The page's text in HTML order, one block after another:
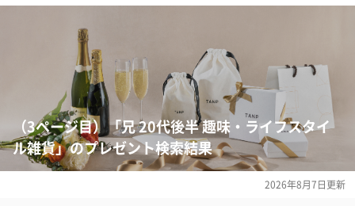
（3ページ目）「兄 20代後半 趣味・ライフスタイ
ル雑貨」のプレゼント検索結果
2026年8月7日更新